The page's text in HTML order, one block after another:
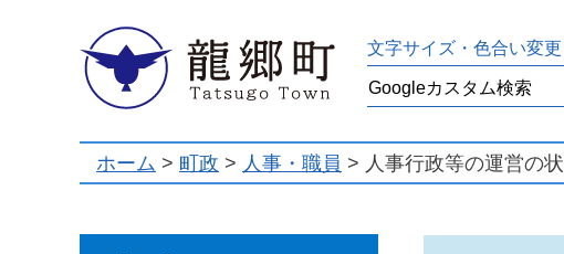
龍郷町 文字サイズ・色合い変更
ホーム > 町政 > 人事・職員 > 人事行政等の運営の